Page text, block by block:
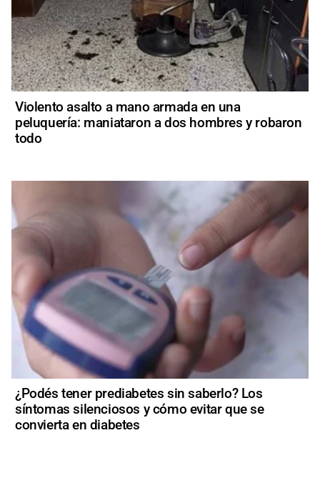
Violento asalto a mano armada en una
peluquería: maniataron a dos hombres y robaron
todo
¿Podés tener prediabetes sin saberlo? Los
síntomas silenciosos y cómo evitar que se
convierta en diabetes